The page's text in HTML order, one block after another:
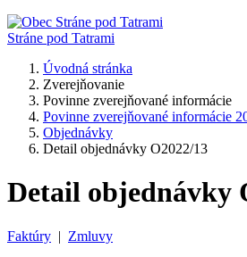
Stráne pod Tatrami
Úvodná stránka
Zverejňovanie
Povinne zverejňované informácie
Povinne zverejňované informácie
Objednávky
Detail objednávky O2022/13
Detail objednávky
Faktúry | Zmluvy